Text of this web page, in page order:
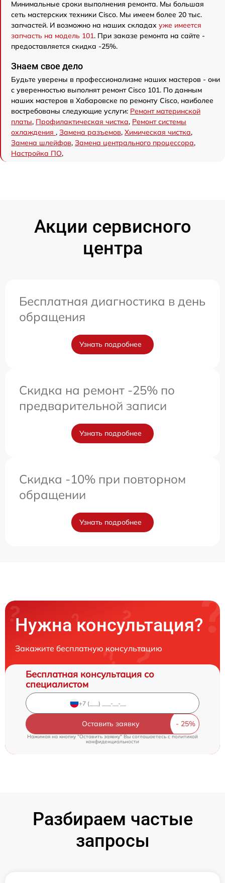
Минимальные сроки выполнения ремонта. Мы большая
сеть мастерских техники Cisco. Мы имеем более 20 тыс.
запчастей. И возможно на наших складах уже имеется
запчасть на модель 101. При заказе ремонта на сайте -
предоставляется скидка -25%.
Знаем свое дело
Будьте уверены в профессионализме наших мастеров - они
с уверенностью выполнят ремонт Cisco 101. По данным
наших мастеров в Хабаровске по ремонту Cisco, наиболее
востребованы следующие услуги: Ремонт материнской
платы, Профилактическая чистка, Ремонт системы
охлаждения , Замена разъемов, Химическая чистка,
Замена шлейфов, Замена центрального процессора,
Настройка ПО,
Акции сервисного
центра
Бесплатная диагностика в день
обращения
Узнать подробнее
Скидка на ремонт -25% по
предварительной записи
Узнать подробнее
Скидка -10% при повторном
обращении
Узнать подробнее
Нужна консультация?
Закажите бесплатную консультацию
Бесплатная консультация со
специалистом
Оставить заявку
Нажимая на кнопку "Оставить заявку" Вы соглашаетесь cполитикой
конфиденциальности
Разбираем частые
запросы